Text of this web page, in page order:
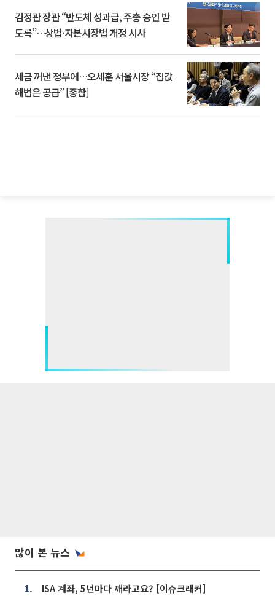
김정관 장관 “반도체 성과급, 주총 승인 받
도록”…상법·자본시장법 개정 시사
세금 꺼낸 정부에…오세훈 서울시장 “집값
해법은 공급” [종합]
많이 본 뉴스
1. ISA 계좌, 5년마다 깨라고요? [이슈크래커]